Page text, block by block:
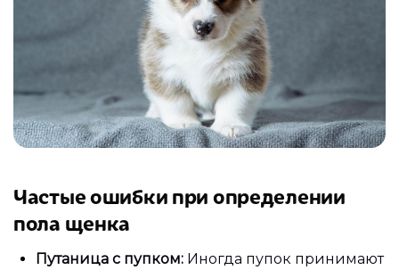
Частые ошибки при определении
пола щенка
Путаница с пупком: Иногда пупок принимают